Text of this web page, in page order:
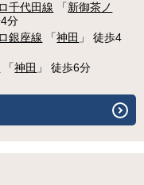
千代田線 「新御茶ノ
4分
銀座線 「神田 」 徒歩4
「神田 」 徒歩6分